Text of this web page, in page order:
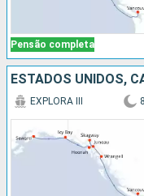
Pensão completa
ESTADOS UNIDOS,
EXPLORA III